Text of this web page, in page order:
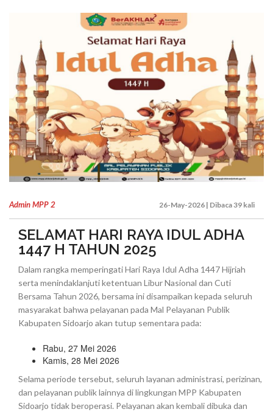
Admin MPP 2 26-May-2026 | Dibaca 39 kali
SELAMAT HARI RAYA IDUL ADHA
1447 H TAHUN 2025
Dalam rangka memperingati Hari Raya Idul Adha 1447 Hijriah
serta menindaklanjuti ketentuan Libur Nasional dan Cuti
Bersama Tahun 2026, bersama ini disampaikan kepada seluruh
masyarakat bahwa pelayanan pada Mal Pelayanan Publik
Kabupaten Sidoarjo akan tutup sementara pada:
Rabu, 27 Mei 2026
Kamis, 28 Mei 2026
Selama periode tersebut, seluruh layanan administrasi, perizinan,
dan pelayanan publik lainnya di lingkungan MPP Kabupaten
Sidoarjo tidak beroperasi. Pelayanan akan kembali dibuka dan